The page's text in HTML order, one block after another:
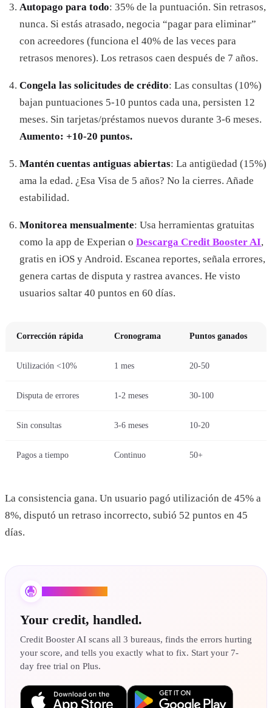
Autopago para todo: 35% de la puntuación. Sin retrasos,
nunca. Si estás atrasado, negocia “pagar para eliminar”
con acreedores (funciona el 40% de las veces para
retrasos menores). Los retrasos caen después de 7 años.
Congela las solicitudes de crédito: Las consultas (10%)
bajan puntuaciones 5-10 puntos cada una, persisten 12
meses. Sin tarjetas/préstamos nuevos durante 3-6 meses.
Aumento: +10-20 puntos.
Mantén cuentas antiguas abiertas: La antigüedad (15%)
ama la edad. ¿Esa Visa de 5 años? No la cierres. Añade
estabilidad.
Monitorea mensualmente: Usa herramientas gratuitas
como la app de Experian o Descarga Credit Booster AI,
gratis en iOS y Android. Escanea reportes, señala errores,
genera cartas de disputa y rastrea avances. He visto
usuarios saltar 40 puntos en 60 días.
Corrección rápida Cronograma Puntos ganados
Utilización <10% 1 mes 20-50
Disputa de errores 1-2 meses 30-100
Sin consultas 3-6 meses 10-20
Pagos a tiempo Continuo 50+
La consistencia gana. Un usuario pagó utilización de 45% a
8%, disputó un retraso incorrecto, subió 52 puntos en 45
días.
Your credit, handled.
Credit Booster AI scans all 3 bureaus, finds the errors hurting
your score, and tells you exactly what to fix. Start your 7-
day free trial on Plus.